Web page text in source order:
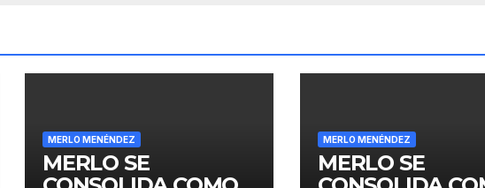
MERLO MENÉNDEZ
MERLO SE
MERLO MENÉNDEZ
MERLO SE